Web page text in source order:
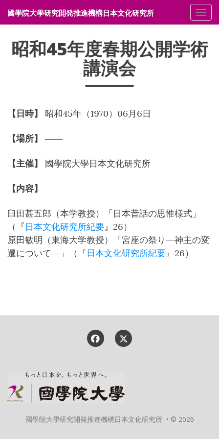
メ
國學院大學研究開発推進機構日本文化研究所
昭和45年度春期公開学術
講演会
【日時】 昭和45年（1970）06月6日
【場所】 ――
【主催】 國學院大學日本文化研究所
【内容】
臼田甚五郎（本学教授）「日本昔話の思惟様式」
（『日本文化研究所紀要』26）
原田敏明（東海大学教授）「宮座の祭り―神主の変
遷について―」（『日本文化研究所紀要』26）
國學院大學研究開発推進機構日本文化研究所 • © 2026